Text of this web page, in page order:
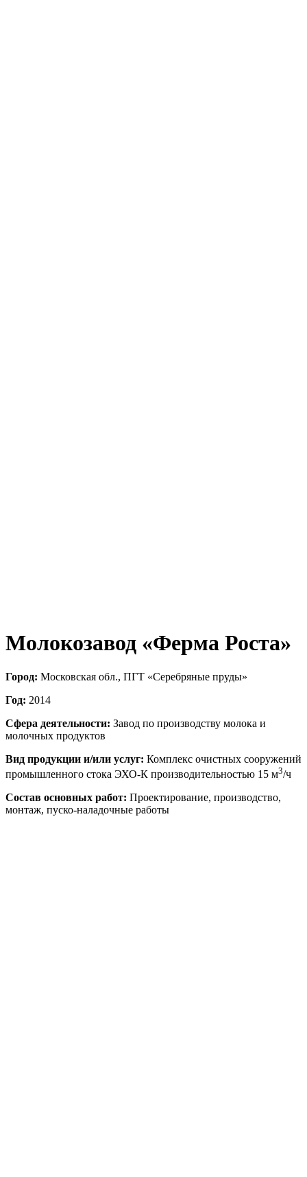
Молокозавод «Ферма Роста»
Город: Московская обл., ПГТ «Серебряные пруды»
Год: 2014
Сфера деятельности: Завод по производству молока и
молочных продуктов
Вид продукции и/или услуг: Комплекс очистных сооружений
промышленного стока ЭХО-К производительностью 15 м3/ч
Состав основных работ: Проектирование, производство,
монтаж, пуско-наладочные работы